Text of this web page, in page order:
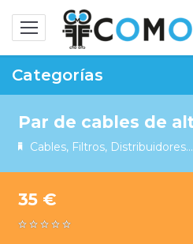
Alternar
navegación
Categorías
Cables, Filtros, Distribuidores...
35 €